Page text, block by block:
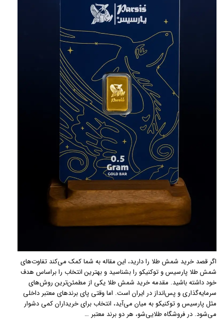
اگر قصد خرید شمش طلا را دارید، این مقاله به شما کمک می‌کند تفاوت‌های
شمش طلا پارسیس و توکنیکو را بشناسید و بهترین انتخاب را براساس هدف
خود داشته باشید. مقدمه خرید شمش طلا یکی از مطمئن‌ترین روش‌های
سرمایه‌گذاری و پس‌انداز در ایران است. اما وقتی پای برندهای معتبر داخلی
مثل پارسیس و توکنیکو به میان می‌آید، انتخاب برای خریداران کمی دشوار
می‌شود. در فروشگاه طلایی‌شو، هر دو برند معتبر …